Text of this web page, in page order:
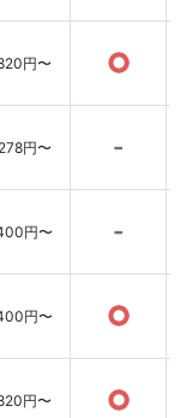
円〜 ○
円〜 -
円〜 -
円〜 ○
円〜 ○